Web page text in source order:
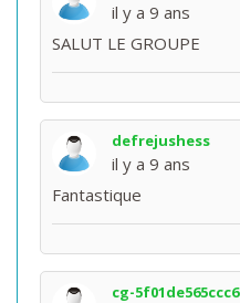
il y a 9 ans
SALUT LE GROUPE
defrejushess
il y a 9 ans
Fantastique
cg-5f01de565ccc6